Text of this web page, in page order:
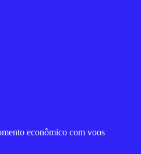
econômico com voos